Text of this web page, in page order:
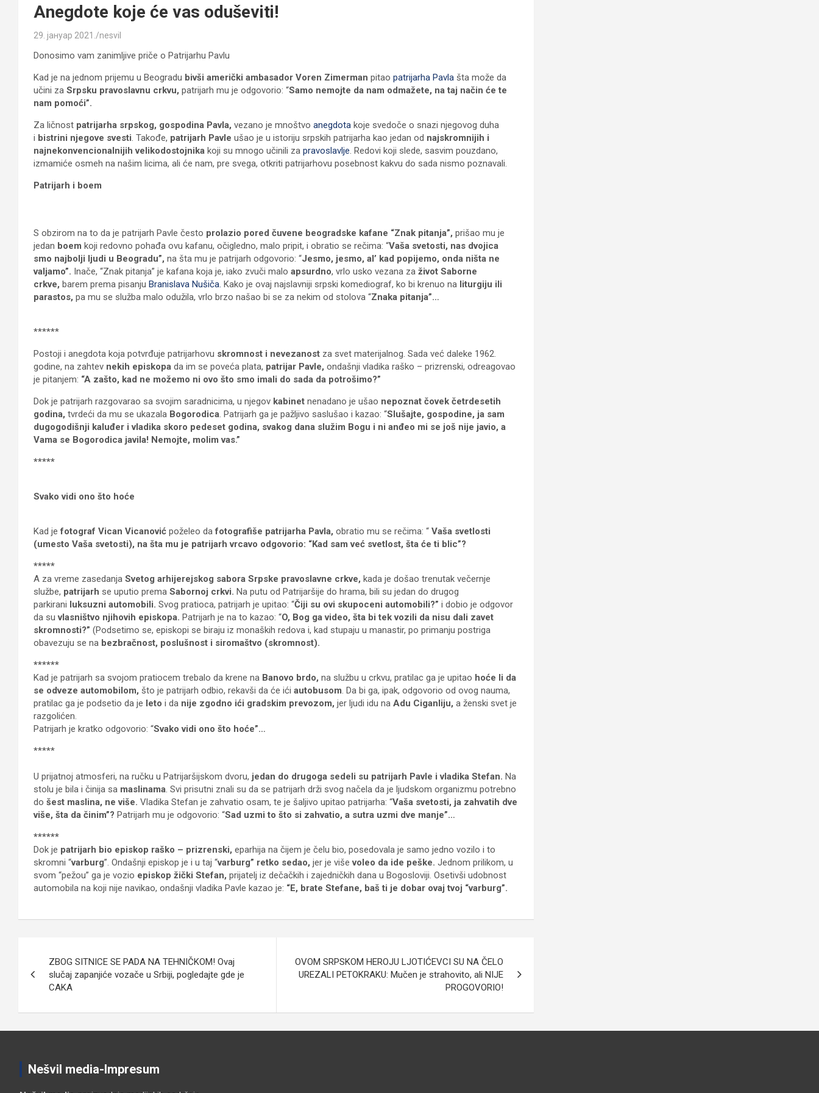
Anegdote koje će vas oduševiti!
29. јануар 2021. nesvil
Donosimo vam zanimljive priče o Patrijarhu Pavlu
Kad je na jednom prijemu u Beogradu bivši američki ambasador Voren Zimerman pitao patrijarha Pavla šta može da
učini za Srpsku pravoslavnu crkvu, patrijarh mu je odgovorio: “Samo nemojte da nam odmažete, na taj način će te
nam pomoći”.
Za ličnost patrijarha srpskog, gospodina Pavla, vezano je mnoštvo anegdota koje svedoče o snazi njegovog duha
i bistrini njegove svesti . Takođe, patrijarh Pavle ušao je u istoriju srpskih patrijarha kao jedan od najskromnijih i
najnekonvencionalnijih velikodostojnika koji su mnogo učinili za pravoslavlje . Redovi koji slede, sasvim pouzdano,
izmamiće osmeh na našim licima, ali će nam, pre svega, otkriti patrijarhovu posebnost kakvu do sada nismo poznavali.
Patrijarh i boem
S obzirom na to da je patrijarh Pavle često prolazio pored čuvene beogradske kafane “Znak pitanja”, prišao mu je
jedan boem koji redovno pohađa ovu kafanu, očigledno, malo pripit, i obratio se rečima: “Vaša svetosti, nas dvojica
smo najbolji ljudi u Beogradu”, na šta mu je patrijarh odgovorio: “Jesmo, jesmo, al’ kad popijemo, onda ništa ne
valjamo”. Inače, “Znak pitanja” je kafana koja je, iako zvuči malo apsurdno, vrlo usko vezana za život Saborne
crkve, barem prema pisanju Branislava Nušiča. Kako je ovaj najslavniji srpski komediograf, ko bi krenuo na liturgiju ili
parastos, pa mu se služba malo odužila, vrlo brzo našao bi se za nekim od stolova “Znaka pitanja”…
******
Postoji i anegdota koja potvrđuje patrijarhovu skromnost i nevezanost za svet materijalnog. Sada već daleke 1962.
godine, na zahtev nekih episkopa da im se poveća plata, patrijar Pavle, ondašnji vladika raško – prizrenski, odreagovao
je pitanjem: “A zašto, kad ne možemo ni ovo što smo imali do sada da potrošimo?”
Dok je patrijarh razgovarao sa svojim saradnicima, u njegov kabinet nenadano je ušao nepoznat čovek četrdesetih
godina, tvrdeći da mu se ukazala Bogorodica . Patrijarh ga je pažljivo saslušao i kazao: “Slušajte, gospodine, ja sam
dugogodišnji kaluđer i vladika skoro pedeset godina, svakog dana služim Bogu i ni anđeo mi se još nije javio, a
Vama se Bogorodica javila! Nemojte, molim vas.”
*****
Svako vidi ono što hoće
Kad jefotograf Vican Vicanović poželeo dafotografiše patrijarha Pavla, obratio mu se rečima: “ Vaša svetlosti
(umesto Vaša svetosti), na šta mu je patrijarh vrcavo odgovorio: “Kad sam već svetlost, šta će ti blic”?
*****
A za vreme zasedanja Svetog arhijerejskog sabora Srpske pravoslavne crkve, kada je došao trenutak večernje
službe, patrijarh se uputio prema Sabornoj crkvi. Na putu od Patrijaršije do hrama, bili su jedan do drugog
parkirani luksuzni automobili. Svog pratioca, patrijarh je upitao: “Čiji su ovi skupoceni automobili?” i dobio je odgovor
da suvlasništvo njihovih episkopa. Patrijarh je na to kazao: “O, Bog ga video, šta bi tek vozili da nisu dali zavet
skromnosti?” (Podsetimo se, episkopi se biraju iz monaških redova i, kad stupaju u manastir, po primanju postriga
obavezuju se na bezbračnost, poslušnost i siromaštvo (skromnost).
******
Kad je patrijarh sa svojom pratiocem trebalo da krene na Banovo brdo, na službu u crkvu, pratilac ga je upitao hoće li da
se odveze automobilom, što je patrijarh odbio, rekavši da će ići autobusom . Da bi ga, ipak, odgovorio od ovog nauma,
pratilac ga je podsetio da je leto i da nije zgodno ići gradskim prevozom, jer ljudi idu na Adu Ciganliju, a ženski svet je
razgolićen.
Patrijarh je kratko odgovorio: “Svako vidi ono što hoće”…
*****
U prijatnoj atmosferi, na ručku u Patrijaršijskom dvoru, jedan do drugoga sedeli su patrijarh Pavle i vladika Stefan. Na
stolu je bila i činija sa maslinama . Svi prisutni znali su da se patrijarh drži svog načela da je ljudskom organizmu potrebno
do šest maslina, ne više. Vladika Stefan je zahvatio osam, te je šaljivo upitao patrijarha: “Vaša svetosti, ja zahvatih dve
više, šta da činim”? Patrijarh mu je odgovorio: “Sad uzmi to što si zahvatio, a sutra uzmi dve manje”…
******
Dok je patrijarh bio episkop raško – prizrenski, eparhija na čijem je čelu bio, posedovala je samo jedno vozilo i to
skromni “varburg”. Ondašnji episkop je i u taj “varburg” retko sedao, jer je viševoleo da ide peške. Jednom prilikom, u
svom “pežou” ga je vozio episkop žički Stefan, prijatelj iz dečačkih i zajedničkih dana u Bogosloviji. Osetivši udobnost
automobila na koji nije navikao, ondašnji vladika Pavle kazao je: “E, brate Stefane, baš ti je dobar ovaj tvoj “varburg”.
чланка
ZBOG SITNICE SE PADA NA TEHNIČKOM! Ovaj
slučaj zapanjiće vozače u Srbiji, pogledajte gde je
CAKA
OVOM SRPSKOM HEROJU LJOTIĆEVCI SU NA ČELO
UREZALI PETOKRAKU: Mučen je strahovito, ali NIJE
PROGOVORIO!
Nešvil media-Impresum